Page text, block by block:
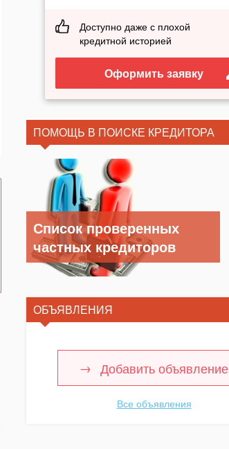
Доступно даже с плохой
кредитной историей
Оформить заявку
ПОМОЩЬ В ПОИСКЕ КРЕДИТОРА
Список проверенных
частных кредиторов
ОБЪЯВЛЕНИЯ
Добавить объявление
Все объявления